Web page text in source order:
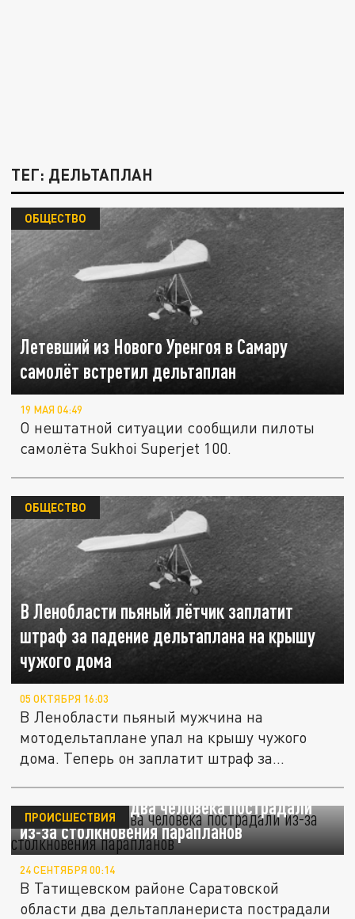
ТЕГ: ДЕЛЬТАПЛАН
Летевший из Нового Уренгоя в Самару
самолёт встретил дельтаплан
ОБЩЕСТВО
19 МАЯ 04:49
О нештатной ситуации сообщили пилоты
самолёта Sukhoi Superjet 100.
В Ленобласти пьяный лётчик заплатит
штраф за падение дельтаплана на крышу
чужого дома
ОБЩЕСТВО
05 ОКТЯБРЯ 16:03
В Ленобласти пьяный мужчина на
мотодельтаплане упал на крышу чужого
дома. Теперь он заплатит штраф за...
Под Саратовом два человека пострадали
из-за столкновения парапланов
ПРОИСШЕСТВИЯ
24 СЕНТЯБРЯ 00:14
В Татищевском районе Саратовской
области два дельтапланериста пострадали